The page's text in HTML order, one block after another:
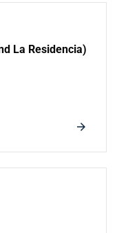
La Residencia)
arrow_forward